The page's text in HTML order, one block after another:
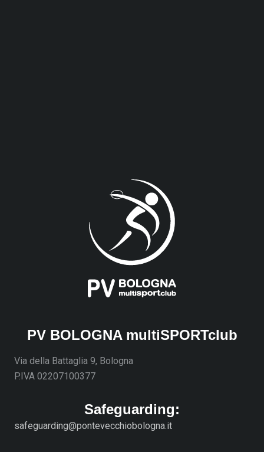
PV BOLOGNA multiSPORTclub
Via della Battaglia 9, Bologna
P.IVA 02207100377
Safeguarding:
safeguarding@pontevecchiobologna.it